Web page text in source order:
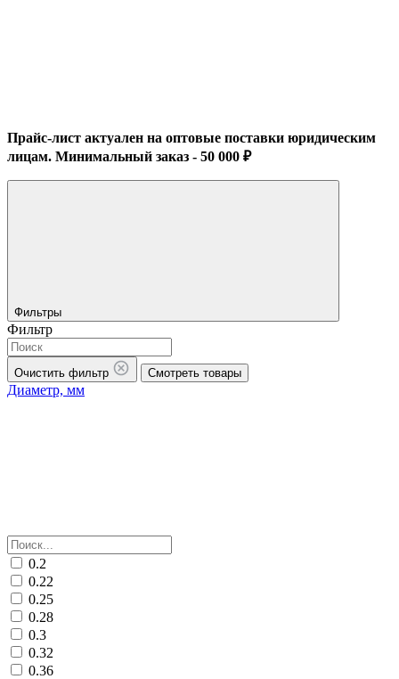
Прайс-лист актуален на оптовые поставки юридическим
лицам. Минимальный заказ - 50 000 ₽
Фильтры
Фильтр
Очистить фильтр Смотреть товары
Диаметр, мм
0.2
0.22
0.25
0.28
0.3
0.32
0.36